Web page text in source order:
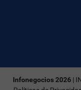
Infonegocios 2026 |